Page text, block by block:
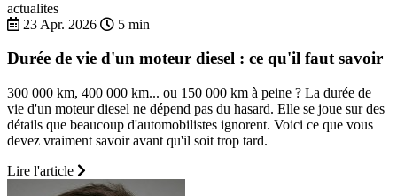
actualites
23 Apr. 2026
5 min
Durée de vie d'un moteur diesel : ce qu'il faut savoir
300 000 km, 400 000 km... ou 150 000 km à peine ? La durée de
vie d'un moteur diesel ne dépend pas du hasard. Elle se joue sur des
détails que beaucoup d'automobilistes ignorent. Voici ce que vous
devez vraiment savoir avant qu'il soit trop tard.
Lire l'article